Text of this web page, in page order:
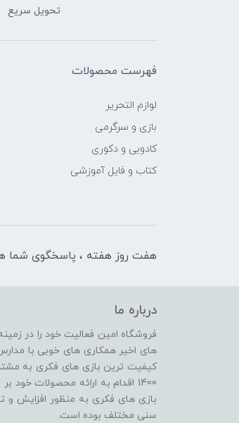
تحویل سریع
فهرست محصولات
لوازم التحریر
بازی و سرگرمی
کادویی و دکوری
کتاب و فایل آموزشی
هفت روز هفته ، پاسخگوی شما
درباره ما
های اخیر همکاری های خوبی با
کیفیت ترین بازی های فکری به
1400 اقدام به ارائه محصولات
بازی های فکری به منظور افزایش و
سنی مختلف بوده است.